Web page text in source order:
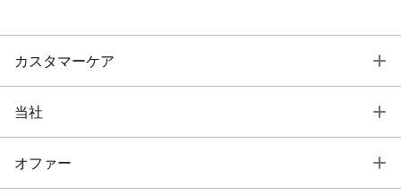
カスタマーケア
当社
オファー